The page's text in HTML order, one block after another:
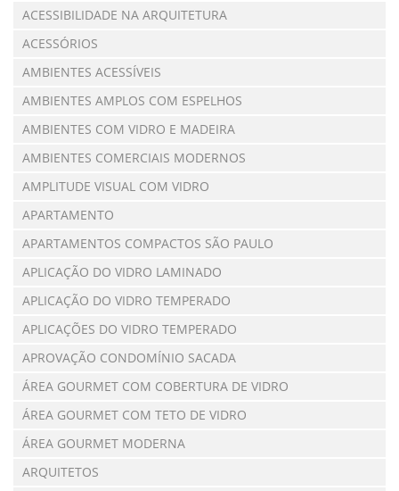
ACESSIBILIDADE NA ARQUITETURA
ACESSÓRIOS
AMBIENTES ACESSÍVEIS
AMBIENTES AMPLOS COM ESPELHOS
AMBIENTES COM VIDRO E MADEIRA
AMBIENTES COMERCIAIS MODERNOS
AMPLITUDE VISUAL COM VIDRO
APARTAMENTO
APARTAMENTOS COMPACTOS SÃO PAULO
APLICAÇÃO DO VIDRO LAMINADO
APLICAÇÃO DO VIDRO TEMPERADO
APLICAÇÕES DO VIDRO TEMPERADO
APROVAÇÃO CONDOMÍNIO SACADA
ÁREA GOURMET COM COBERTURA DE VIDRO
ÁREA GOURMET COM TETO DE VIDRO
ÁREA GOURMET MODERNA
ARQUITETOS